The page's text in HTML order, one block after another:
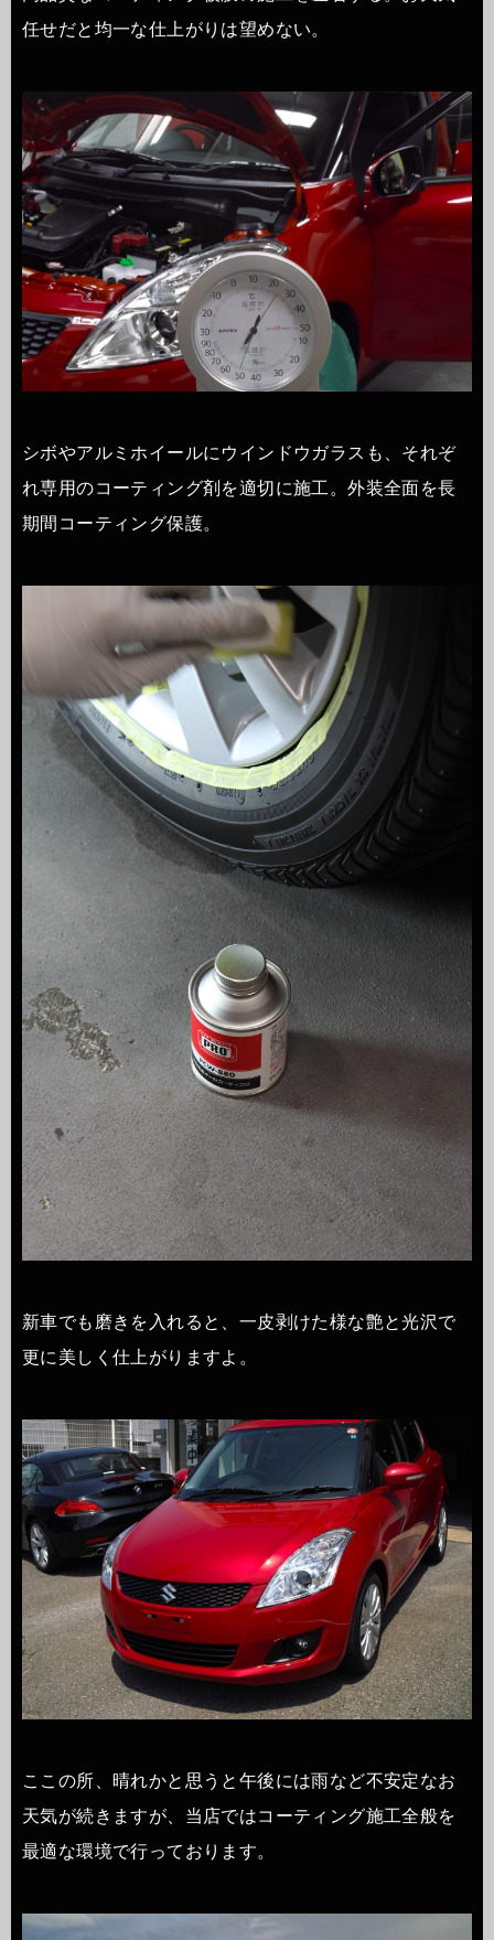
任せだと均一な仕上がりは望めない。
シボやアルミホイールにウインドウガラスも、それぞ
れ専用のコーティング剤を適切に施工。外装全面を長
期間コーティング保護。
新車でも磨きを入れると、一皮剥けた様な艶と光沢で
更に美しく仕上がりますよ。
ここの所、晴れかと思うと午後には雨など不安定なお
天気が続きますが、当店ではコーティング施工全般を
最適な環境で行っております。